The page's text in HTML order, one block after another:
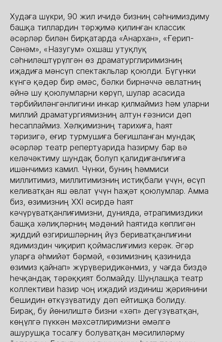
Худаға шүкри, 90 жил ичидә бизниң сәһнимиздиму
башқа тиллардин тәрҗимә қилинған классик
әсәрләр билән бирқатарда «Анархан», «Ғерип-
Сәнәм», «Назугум» охшаш утуқлуқ
сәһниләштүрүлгән өз драматурглиримизниң
иҗадиға мәнсүп спектакльлар қоюлди. Бүгүнки
күнгә қәдәр бир әмәс, бәлки бирнәччә әвлатниң
әйнә шу қоюлумларни көрүп, шулар асасида
тәрбийиләнгәнлигини инкар қилмаймиз һәм уларни
миллий драматургиямизниң алтун ғәзниси дәп
һесаплаймиз. Хәлқимизниң тарихиға, һаят
тәризигә, еғир турмушиға беғишланған мундақ
әсәрләр театр репертуарида һазирму бар вә
келәчәктиму шундақ болуп қалидиғанлиғиға
ишәнчимиз камил. Чүнки, буниң һәммиси
миллитимиз, миллитимизниң истиқбали үчүн, өсүп
келиватқан яш әвлат үчүн һаҗәт қоюлумлар. Амма
биз, өзимизниң ХХІ әсирдә һаят
кәчүрүватқанлиғимизни, дунияда, әтрапимиздики
башқа хәлиқләрниң мәдәний һаятида көплигән
җиддий өзгиришләрниң йүз бериватқанлиғини
ядимиздин чиқирип қоймаслиғимиз керәк. Әгәр
уларға әһмийәт бәрмәй, «өзимизниң қазинида
өзимиз қайнап» жүрүверидикәнмиз, у чағда биздә
һечқандақ тәрәққият болмайду. Шуңлашқа театр
коллективи һазир чоң иҗадий издиниш җәриянини
бешидин өткүзүватиду дәп ейтишқа болиду.
Бирақ, бу йөнилиштә бизни «хәп» дегүзүватқан,
көңүлгә пүккән мәхсәтлиримизни әмәлгә
ашурушқа тосалғу болуватқан мәсилиләрму